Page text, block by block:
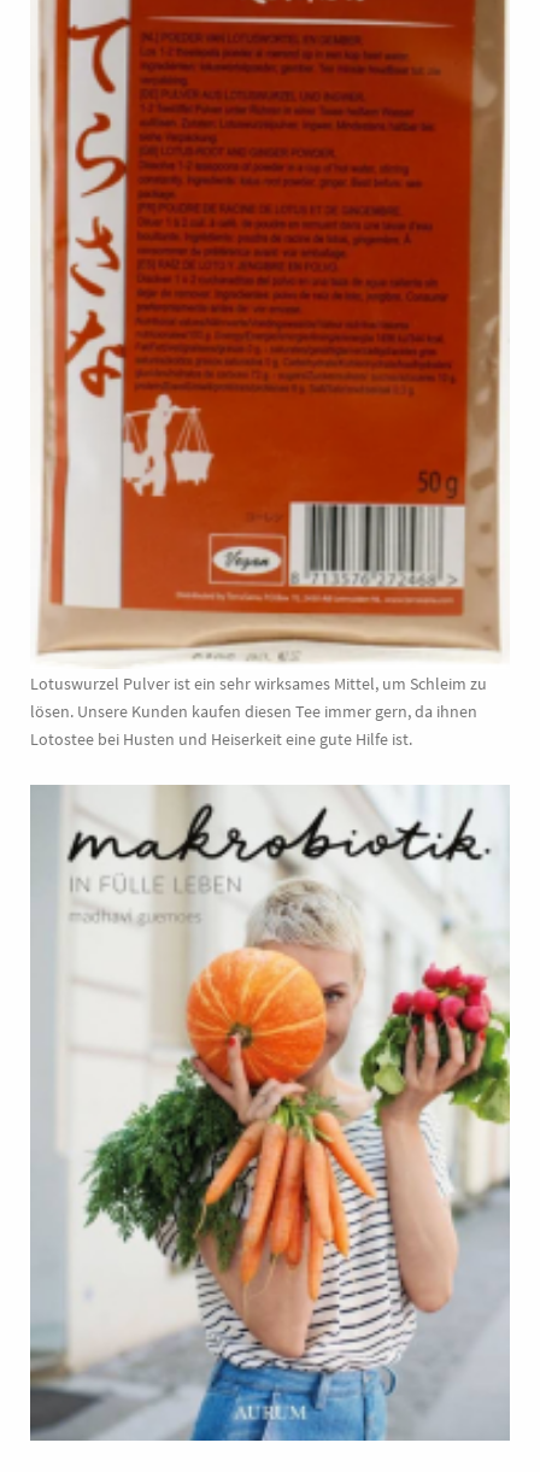
Lotuswurzel Pulver ist ein sehr wirksames Mittel, um Schleim zu
lösen. Unsere Kunden kaufen diesen Tee immer gern, da ihnen
Lotostee bei Husten und Heiserkeit eine gute Hilfe ist.